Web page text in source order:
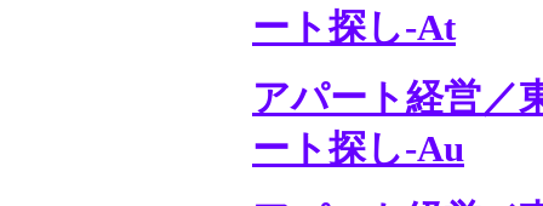
ート探し-At
アパート経営／
ート探し-Au